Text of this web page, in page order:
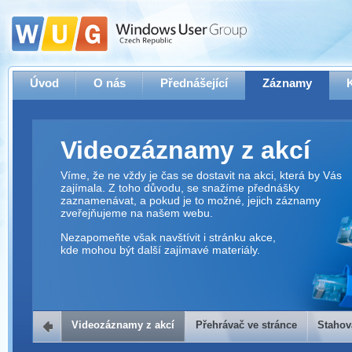
Úvod O nás Přednášející Záznamy
Videozáznamy z akcí
Víme, že ne vždy je čas se dostavit na akci, která by Vás
zajímala. Z toho důvodu, se snažíme přednášky
zaznamenávat, a pokud je to možné, jejich záznamy
zveřejňujeme na našem webu.
Nezapomeňte však navštívit i stránku akce,
kde mohou být další zajímavé materiály.
Přehrávač ve stránce
Videozáznamy z akcí Přehrávač ve stránce